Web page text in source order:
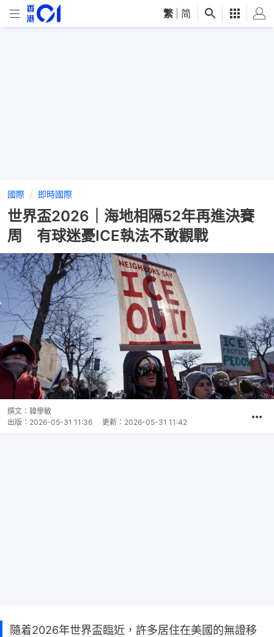
繁 简
國際 即時國際
世界盃2026｜海地相隔52年再進決賽
周 有球迷憂ICE執法不敢觀戰
撰文： 韓學敏
出版： 2026-05-31 11:36 更新： 2026-05-31 11:42
隨着2026年世界盃臨近，許多居住在美國的無證移